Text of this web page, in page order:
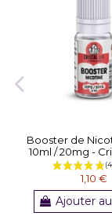
Booster de
10ml / 20mg -
1,10 €
Ajouter